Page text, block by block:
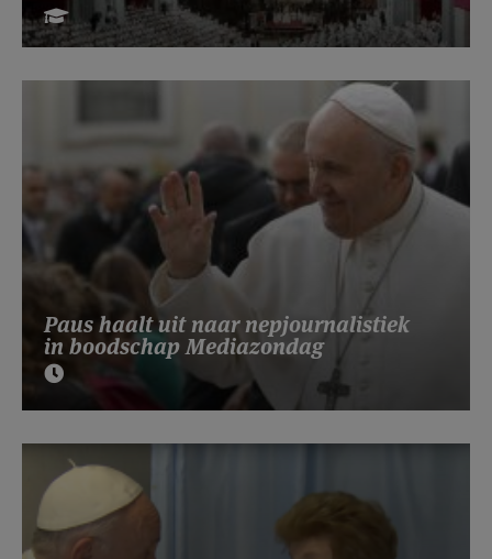
Paus haalt uit naar nepjournalistiek
in boodschap Mediazondag